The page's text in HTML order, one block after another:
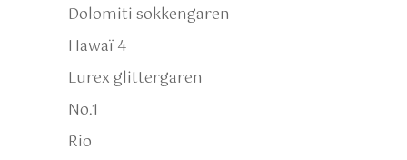
Dolomiti sokkengaren
Hawaï 4
Lurex glittergaren
No.1
Rio